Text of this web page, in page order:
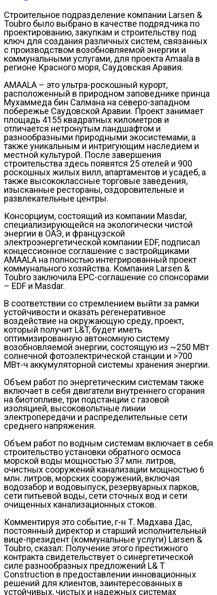
Строительное подразделение компании Larsen &
Toubro было выбрано в качестве подрядчика по
проектированию, закупкам и строительству под
ключ для создания различных систем, связанных
с производством возобновляемой энергии и
коммунальными услугами, для проекта Amaala в
регионе Красного моря, Саудовская Аравия.
AMAALA – это ультра-роскошный курорт,
расположенный в природном заповеднике принца
Мухаммеда бин Салмана на северо-западном
побережье Саудовской Аравии. Проект занимает
площадь 4155 квадратных километров и
отличается нетронутым ландшафтом и
разнообразными природными экосистемами, а
также уникальным и интригующим наследием и
местной культурой. После завершения
строительства здесь появятся 25 отелей и 900
роскошных жилых вилл, апартаментов и усадеб, а
также высококлассные торговые заведения,
изысканные рестораны, оздоровительные и
развлекательные центры.
Консорциум, состоящий из компании Masdar,
специализирующейся на экологически чистой
энергии в ОАЭ, и французской
электроэнергетической компании EDF, подписал
концессионное соглашение с застройщиками
AMAALA на полностью интегрированный проект
коммунального хозяйства. Компания Larsen &
Toubro заключила EPC-соглашение со спонсорами
– EDF и Masdar.
В соответствии со стремлением выйти за рамки
устойчивости и оказать регенеративное
воздействие на окружающую среду, проект,
который получит L&T, будет иметь
оптимизированную автономную систему
возобновляемой энергии, состоящую из ~250 МВт
солнечной фотоэлектрической станции и >700
МВт-ч аккумуляторной системы хранения энергии.
Объем работ по энергетическим системам также
включает в себя двигатели внутреннего сгорания
на биотопливе, три подстанции с газовой
изоляцией, высоковольтные линии
электропередачи и распределительные сети
среднего напряжения.
Объем работ по водным системам включает в себя
строительство установки обратного осмоса
морской воды мощностью 37 млн. литров,
очистных сооружений канализации мощностью 6
млн. литров, морских сооружений, включая
водозабор и водовыпуск, резервуарных парков,
сети питьевой воды, сети сточных вод и сети
очищенных канализационных стоков.
Комментируя это событие, г-н Т. Мадхава Дас,
постоянный директор и старший исполнительный
вице-президент (коммунальные услуги) Larsen &
Toubro, сказал: Получение этого престижного
контракта свидетельствует о синергетической
силе разнообразных предложений L& T
Construction в предоставлении инновационных
решений для клиентов, заинтересованных в
устойчивых, чистых и надежных системах